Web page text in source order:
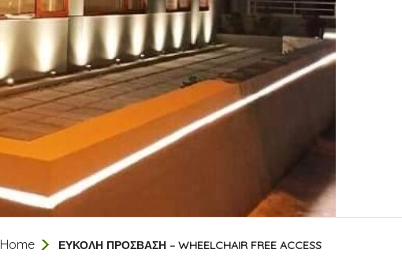
Home ΕΥΚΟΛΗ ΠΡΟΣΒΑΣΗ – WHEELCHAIR FREE ACCESS